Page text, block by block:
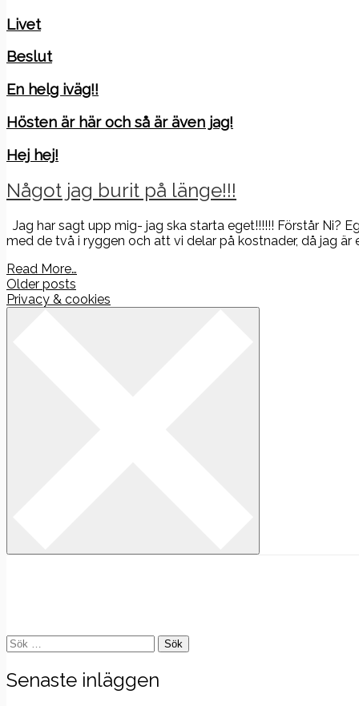
Livet
Beslut
En helg iväg!!
Hösten är här och så är även jag!
Hej hej!
Något jag burit på länge!!!
Jag har sagt upp mig- jag ska starta eget!!!!!! Förstår Ni?
med de två i ryggen och att vi delar på kostnader, då jag
Read More…
Posts
navigation
Older posts
Privacy & cookies
Sök
efter:
Senaste inläggen